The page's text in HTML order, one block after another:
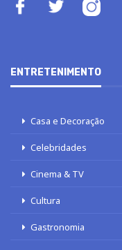
ENTRETENIMENTO
Casa e Decoração
Celebridades
Cinema & TV
Cultura
Gastronomia